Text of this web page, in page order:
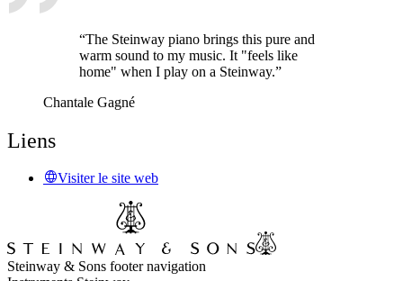
“The Steinway piano brings this pure and
warm sound to my music. It "feels like
home" when I play on a Steinway.”
Chantale Gagné
Liens
Visiter le site web
Steinway & Sons footer navigation